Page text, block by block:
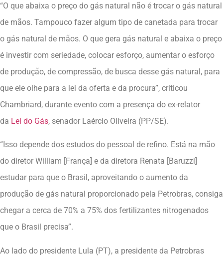
“O que abaixa o preço do gás natural não é trocar o gás natural
de mãos. Tampouco fazer algum tipo de canetada para trocar
o gás natural de mãos. O que gera gás natural e abaixa o preço
é investir com seriedade, colocar esforço, aumentar o esforço
de produção, de compressão, de busca desse gás natural, para
que ele olhe para a lei da oferta e da procura”, criticou
Chambriard, durante evento com a presença do ex-relator
da Lei do Gás, senador Laércio Oliveira (PP/SE).
“Isso depende dos estudos do pessoal de refino. Está na mão
do diretor William [França] e da diretora Renata [Baruzzi]
estudar para que o Brasil, aproveitando o aumento da
produção de gás natural proporcionado pela Petrobras, consiga
chegar a cerca de 70% a 75% dos fertilizantes nitrogenados
que o Brasil precisa”.
Ao lado do presidente Lula (PT), a presidente da Petrobras